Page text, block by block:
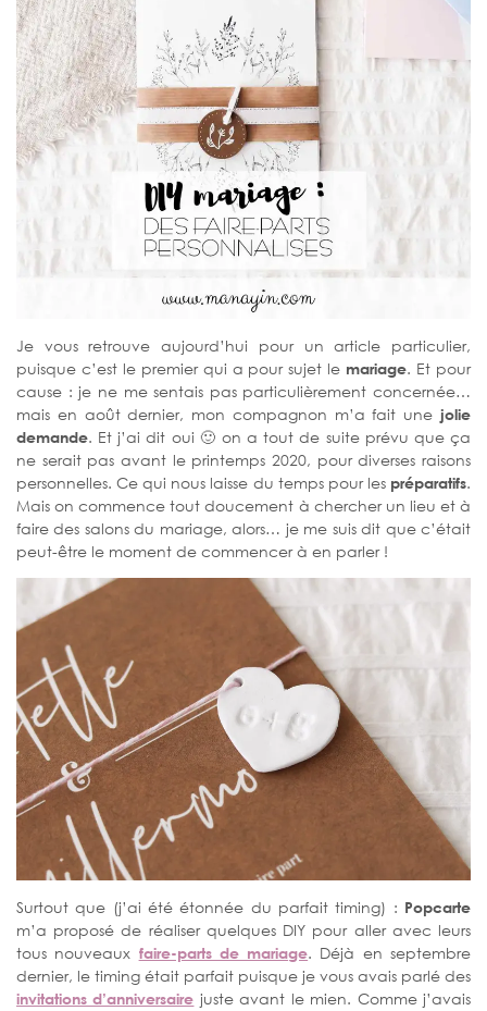
Je vous retrouve aujourd’hui pour un article particulier,
puisque c’est le premier qui a pour sujet le mariage. Et pour
cause : je ne me sentais pas particulièrement concernée…
mais en août dernier, mon compagnon m’a fait une jolie
demande. Et j’ai dit oui 🙂 on a tout de suite prévu que ça
ne serait pas avant le printemps 2020, pour diverses raisons
personnelles. Ce qui nous laisse du temps pour les préparatifs.
Mais on commence tout doucement à chercher un lieu et à
faire des salons du mariage, alors… je me suis dit que c’était
peut-être le moment de commencer à en parler !
Surtout que (j’ai été étonnée du parfait timing) : Popcarte
m’a proposé de réaliser quelques DIY pour aller avec leurs
tous nouveaux faire-parts de mariage. Déjà en septembre
dernier, le timing était parfait puisque je vous avais parlé des
invitations d’anniversaire juste avant le mien. Comme j’avais